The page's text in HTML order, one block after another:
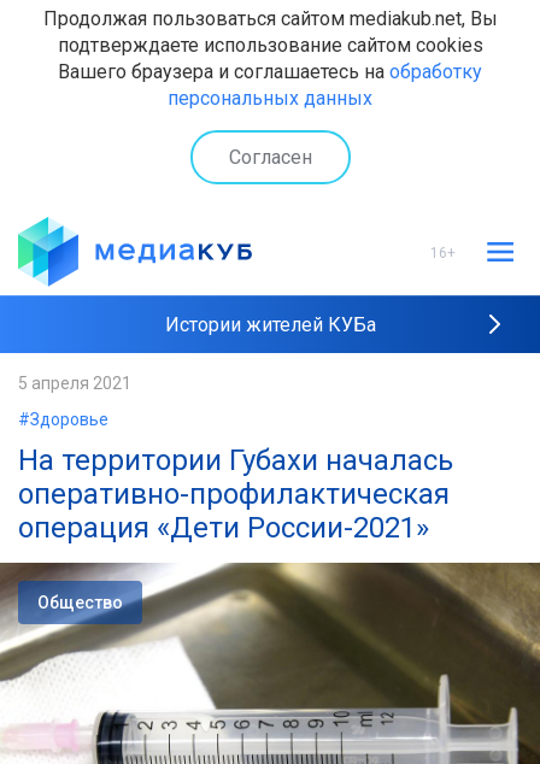
Продолжая пользоваться сайтом mediakub.net, Вы
подтверждаете использование сайтом cookies
Вашего браузера и соглашаетесь на обработку
персональных данных
Согласен
16+
Истории жителей КУБа
Наши интервью
5 апреля 2021
#Здоровье
​На территории Губахи началась
оперативно-профилактическая
операция «Дети России-2021»
Общество